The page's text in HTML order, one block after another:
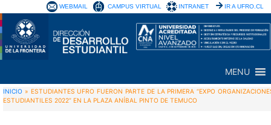
WEBMAIL CAMPUS VIRTUAL INTRANET IR A UFRO.CL
MENU
INICIO » ESTUDIANTES UFRO FUERON PARTE DE LA PRIMERA “EXPO
ESTUDIANTILES 2022” EN LA PLAZA ANÍBAL PINTO DE TEMUCO